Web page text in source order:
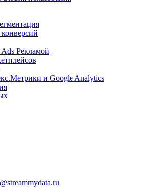
Рекламой
и Google Analytics